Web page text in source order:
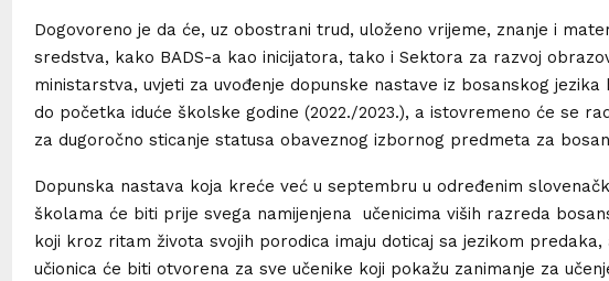
Dogovoreno je da će, uz obostrani trud, uloženo vrijeme, znanje i
sredstva, kako BADS-a kao inicijatora, tako i Sektora za razvoj
ministarstva, uvjeti za uvođenje dopunske nastave iz bosanskog jezika
do početka iduće školske godine (2022./2023.), a istovremeno će se
za dugoročno sticanje statusa obaveznog izbornog predmeta za
Dopunska nastava koja kreće već u septembru u određenim
školama će biti prije svega namijenjena učenicima viših razreda
koji kroz ritam života svojih porodica imaju doticaj sa jezikom
učionica će biti otvorena za sve učenike koji pokažu zanimanje za